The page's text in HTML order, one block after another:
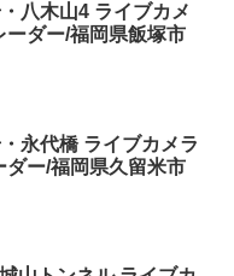
八木山4 ライブカメ
ーダー/福岡県飯塚市
永代橋 ライブカメラ
ダー/福岡県久留米市